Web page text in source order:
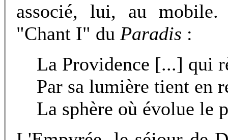
associé, lui, au
"Chant I" du Paradis :
La Providence [...] qui
Par sa lumière tient en
La sphère où évolue le